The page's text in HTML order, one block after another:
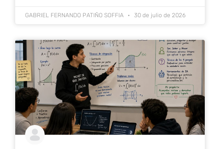
GABRIEL FERNANDO PATIÑO SOFFIA 30 de julio de 2026